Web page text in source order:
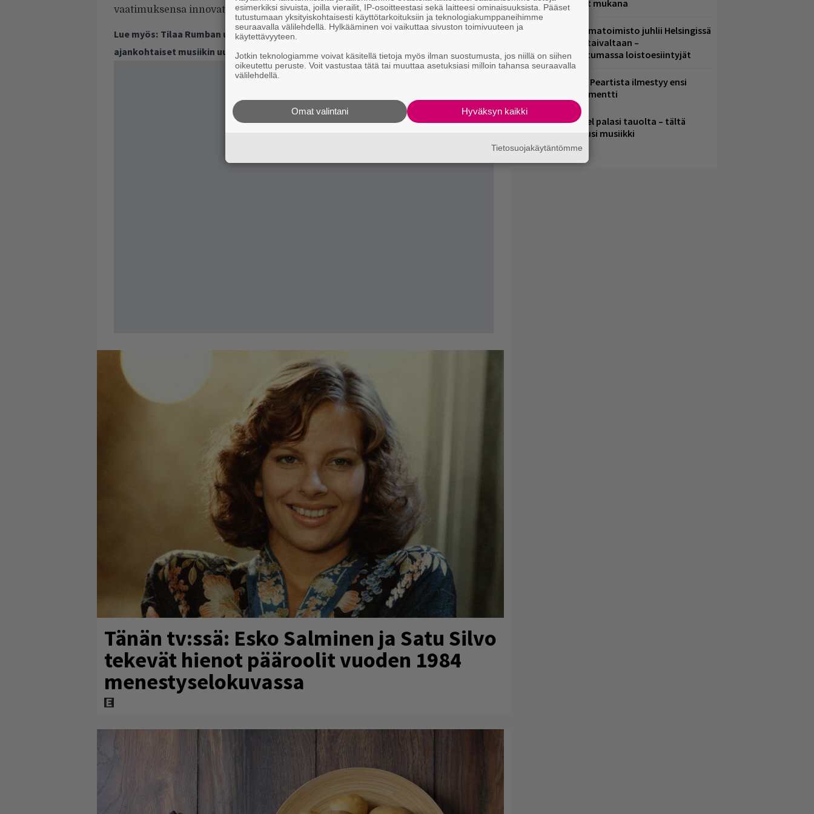
vaatimuksensa innovatiivisuuden edelle. (No huh huh. – verkkoherra huom.)
Lue myös: Tilaa Rumban uutiskirje ja tiedät mistä kahvitauolla puhutaan! Nappaa
ajankohtaiset musiikin uutiset ja puheenaiheet suoraan sähköpostiin tästä.
Tänän tv:ssä: Esko Salminen ja Satu Silvo
tekevät hienot pääroolit vuoden 1984
menestyselokuvassa
nämä artistit mukana
Mainio ohjelmatoimisto juhlii Helsingissä
10-vuotista taivaltaan –
ilmaistapahtumassa loistoesiintyjät
Rushin Neail Peartista ilmestyy ensi
kuussa dokumentti
Blind Channel palasi tauolta – tältä
kuulostaa uusi musiikki
esimerkiksi sivuista, joilla vierailit, IP-osoitteestasi sekä laitteesi ominaisuuksista. Pääset
tutustumaan yksityiskohtaisesti käyttötarkoituksiin ja teknologiakumppaneihimme
seuraavalla välilehdellä. Hylkääminen voi vaikuttaa sivuston toimivuuteen ja
käytettävyyteen.
Jotkin teknologiamme voivat käsitellä tietoja myös ilman suostumusta, jos niillä on siihen
oikeutettu peruste. Voit vastustaa tätä tai muuttaa asetuksiasi milloin tahansa seuraavalla
välilehdellä.
Hyväksyn kaikki
Omat valintani
Tietosuojakäytäntömme